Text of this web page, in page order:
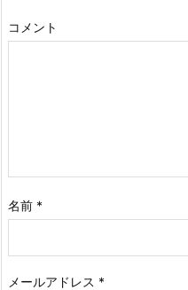
コメント
名前 *
メールアドレス *